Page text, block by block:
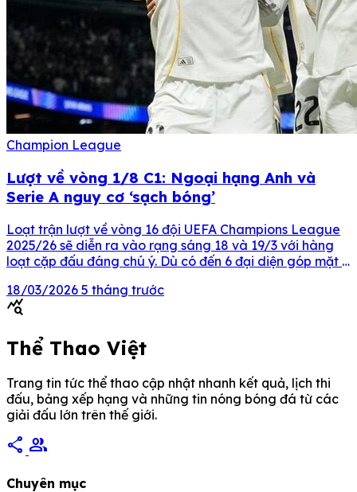
Champion League
Lượt về vòng 1/8 C1: Ngoại hạng Anh và
Serie A nguy cơ ‘sạch bóng’
Loạt trận lượt về vòng 16 đội UEFA Champions League
2025/26 sẽ diễn ra vào rạng sáng 18 và 19/3 với hàng
loạt cặp đấu đáng chú ý. Dù có đến 6 đại diện góp mặt ở
Anh giành lợi thế sau trận lượt […]
18/03/2026 5 tháng trước
query_stats
Thể Thao Việt
Trang tin tức thể thao cập nhật nhanh kết quả, lịch thi
đấu, bảng xếp hạng và những tin nóng bóng đá từ các
giải đấu lớn trên thế giới.
share group
Chuyên mục